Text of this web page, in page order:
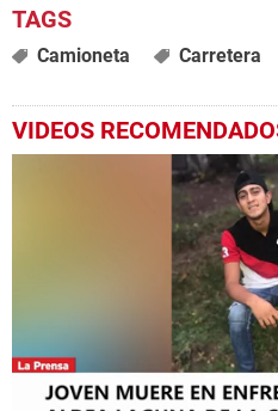
Camioneta Carretera
VIDEOS